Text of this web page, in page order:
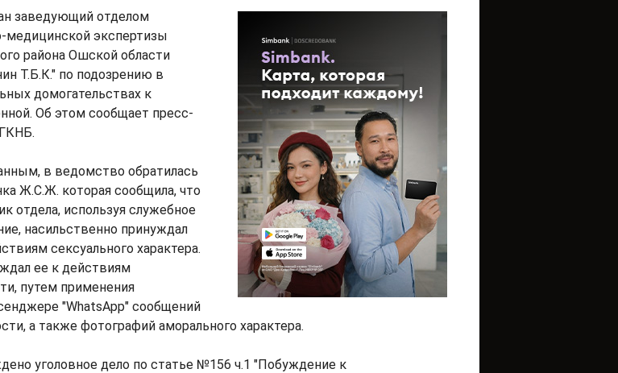
заведующий отделом
медицинской экспертизы
района Ошской области
Т.Б.К." по подозрению в
домогательствах к
Об этом сообщает пресс-
в ведомство обратилась
Ж.С.Ж. которая сообщила, что
отдела, используя служебное
насильственно принуждал
сексуального характера.
ее к действиям
путем применения
"WhatsApp" сообщений
а также фотографий аморального характера.
уголовное дело по статье №156 ч.1 "Побуждение к